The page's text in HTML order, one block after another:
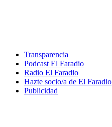
Transparencia
Podcast El Faradio
Radio El Faradio
Hazte socio/a de El Faradio
Publicidad